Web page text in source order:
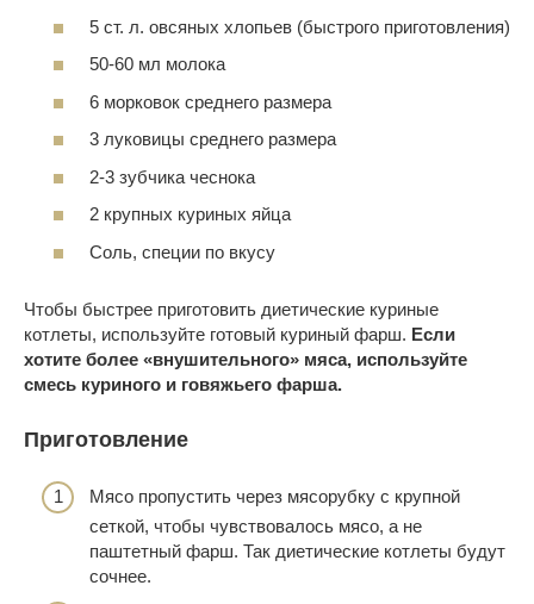
5 ст. л. овсяных хлопьев (быстрого приготовления)
50-60 мл молока
6 морковок среднего размера
3 луковицы среднего размера
2-3 зубчика чеснока
2 крупных куриных яйца
Соль, специи по вкусу
Чтобы быстрее приготовить диетические куриные
котлеты, используйте готовый куриный фарш. Если
хотите более «внушительного» мяса, используйте
смесь куриного и говяжьего фарша.
Приготовление
Мясо пропустить через мясорубку с крупной
сеткой, чтобы чувствовалось мясо, а не
паштетный фарш. Так диетические котлеты будут
сочнее.